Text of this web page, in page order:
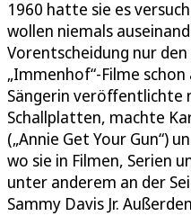
1960 hatte sie es
wollen niemals
Vorentscheidung nur
„Immenhof“-Filme
Sängerin veröffentlichte
Schallplatten, machte
(„Annie Get Your Gun“)
wo sie in Filmen, Serien
unter anderem an der
Sammy Davis Jr.